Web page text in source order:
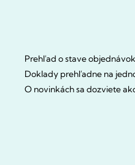
Prehľad o stave objednávok
Doklady prehľadne na
O novinkách sa dozviete